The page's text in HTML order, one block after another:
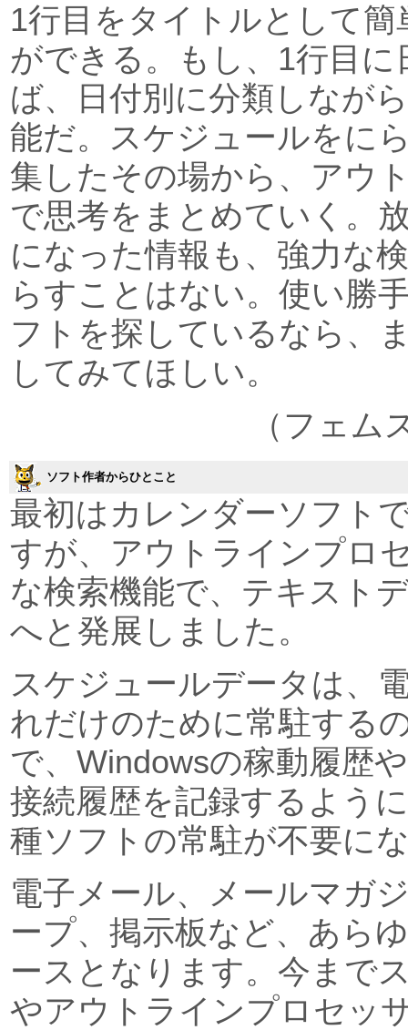
1行目をタイトルとして
ができる。もし、1行目に
ば、日付別に分類しなが
能だ。スケジュールをに
集したその場から、アウ
で思考をまとめていく。
になった情報も、強力な
らすことはない。使い勝
フトを探しているなら、
してみてほしい。
（フェム
ソフト作者からひとこと
最初はカレンダーソフト
すが、アウトラインプロ
な検索機能で、テキスト
へと発展しました。
スケジュールデータは、
れだけのために常駐する
で、Windowsの稼動履歴
接続履歴を記録するよう
種ソフトの常駐が不要に
電子メール、メールマガ
ープ、掲示板など、あら
ースとなります。今まで
やアウトラインプロセッ